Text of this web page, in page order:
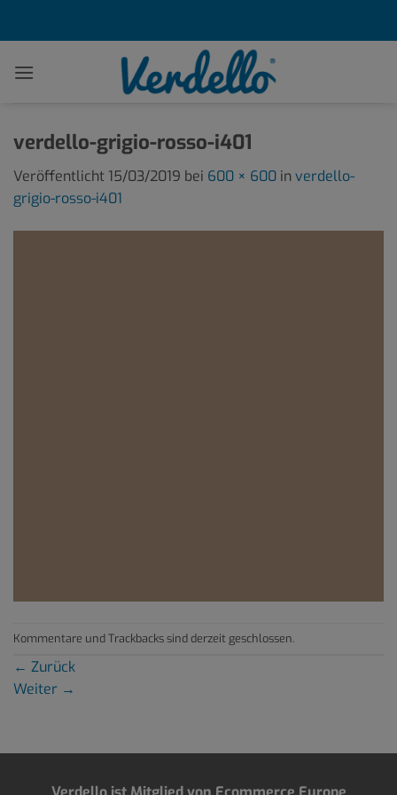
verdello-grigio-rosso-i401
Veröffentlicht 15/03/2019 bei 600 × 600 in verdello-
grigio-rosso-i401
Kommentare und Trackbacks sind derzeit geschlossen.
← Zurück
Weiter →